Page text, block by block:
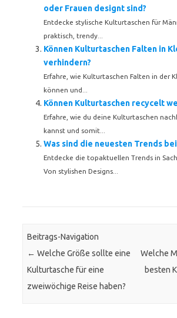
oder Frauen designt sind?
Entdecke stylische Kulturtaschen für
praktisch, trendy...
Können Kulturtaschen Falten in
verhindern?
Erfahre, wie Kulturtaschen Falten in der
können und...
Können Kulturtaschen recycelt
Erfahre, wie du deine Kulturtaschen
kannst und somit...
Was sind die neuesten Trends
Entdecke die topaktuellen Trends in
Von stylishen Designs...
Beitrags-Navigation
← Welche Größe sollte eine
Kulturtasche für eine
zweiwöchige Reise haben?
Welche
besten